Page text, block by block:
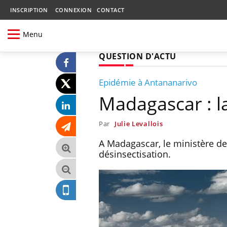
INSCRIPTION CONNEXION CONTACT
Menu
QUESTION D'ACTU
Epidémie à Antananarivo
Madagascar :
Par Julie Levallois
A Madagascar, le ministère
désinsectisation.